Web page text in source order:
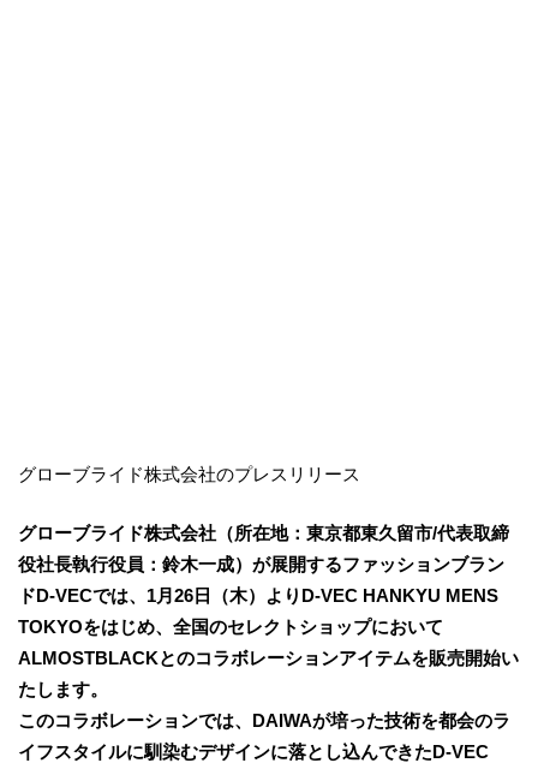
グローブライド株式会社のプレスリリース
グローブライド株式会社（所在地：東京都東久留市/代表取締
役社長執行役員：鈴木一成）が展開するファッションブラン
ドD-VECでは、1月26日（木）よりD-VEC HANKYU MENS
TOKYOをはじめ、全国のセレクトショップにおいて
ALMOSTBLACKとのコラボレーションアイテムを販売開始い
たします。
このコラボレーションでは、DAIWAが培った技術を都会のラ
イフスタイルに馴染むデザインに落とし込んできたD-VEC